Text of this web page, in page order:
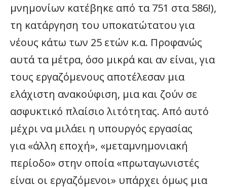
μνημονίων κατέβηκε από τα 751 στα 586!),
τη κατάργηση του υποκατώτατου για
νέους κάτω των 25 ετών κ.α. Προφανώς
αυτά τα μέτρα, όσο μικρά και αν είναι, για
τους εργαζόμενους αποτέλεσαν μια
ελάχιστη ανακούφιση, μια και ζούν σε
ασφυκτικό πλαίσιο λιτότητας. Από αυτό
μέχρι να μιλάει η υπουργός εργασίας
για «άλλη εποχή», «μεταμνημονιακή
περίοδο» στην οποία «πρωταγωνιστές
είναι οι εργαζόμενοι» υπάρχει όμως μια